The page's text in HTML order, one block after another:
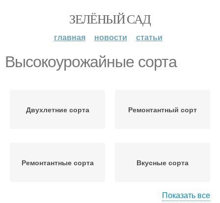
ЗЕЛЁНЫЙ САД
главная новости статьи
Высокоурожайные сорта
Двухлетние сорта Ремонтантный сорт
Ремонтантные сорта Вкусные сорта
Показать все